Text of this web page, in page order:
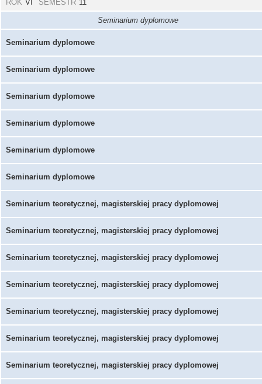
ROK VI SEMESTR 11
Seminarium dyplomowe
Seminarium dyplomowe
Seminarium dyplomowe
Seminarium dyplomowe
Seminarium dyplomowe
Seminarium dyplomowe
Seminarium dyplomowe
Seminarium teoretycznej, magisterskiej pracy dyplomowej
Seminarium teoretycznej, magisterskiej pracy dyplomowej
Seminarium teoretycznej, magisterskiej pracy dyplomowej
Seminarium teoretycznej, magisterskiej pracy dyplomowej
Seminarium teoretycznej, magisterskiej pracy dyplomowej
Seminarium teoretycznej, magisterskiej pracy dyplomowej
Seminarium teoretycznej, magisterskiej pracy dyplomowej